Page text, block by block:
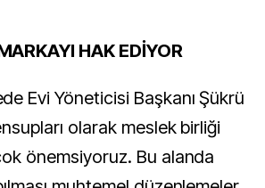
HAK EDİYOR
Evi Yöneticisi Başkanı Şükrü
olarak meslek birliği
önemsiyoruz. Bu alanda